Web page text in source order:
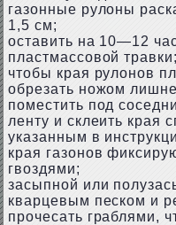
газонные рулоны
1,5 см;
оставить на 10—12
пластмассовой травки;
чтобы края рулонов
обрезать ножом
поместить под
ленту и склеить края
указанным в
края газонов
гвоздями;
засыпной или
кварцевым песком и
прочесать граблями,